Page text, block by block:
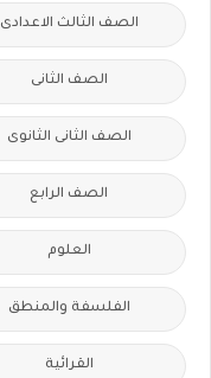
الصف الثالث الاعدادى
الصف الثانى
الصف الثانى الثانوى
الصف الرابع
العلوم
الفلسفة والمنطق
القرائية